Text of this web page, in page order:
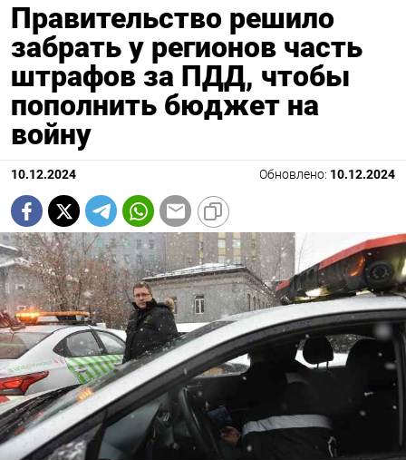
Правительство решило
забрать у регионов часть
штрафов за ПДД, чтобы
пополнить бюджет на
войну
10.12.2024 Обновлено: 10.12.2024